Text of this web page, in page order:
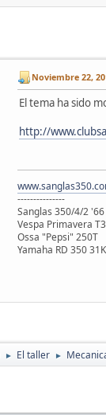
Noviembre 22,
El tema ha sido
http://
---------------
Sanglas 350/4/2 '66
Vespa Primavera
Ossa "Pepsi" 250T
Yamaha RD 350 31K
► El taller ►